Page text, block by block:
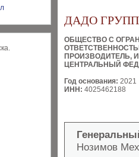
ДАДО ГРУПП
ОБЩЕСТВО С
ПРОИЗВОДИТЕЛЬ,
ЦЕНТРАЛЬНЫЙ
Год основания: 2021
ИНН: 4025462188
Нозимов